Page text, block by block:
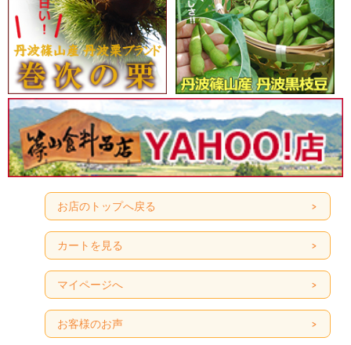
お店のトップへ戻る
カートを見る
マイページへ
お客様のお声